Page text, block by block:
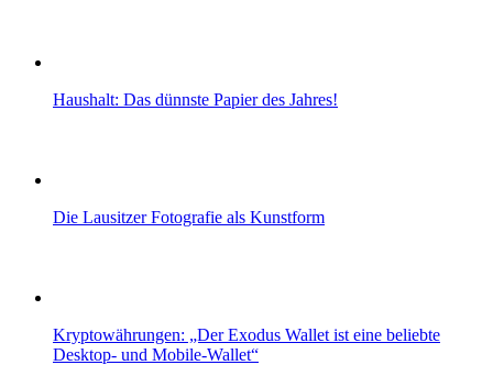
Haushalt: Das dünnste Papier des Jahres!
Die Lausitzer Fotografie als Kunstform
Kryptowährungen: „Der Exodus Wallet ist eine beliebte
Desktop- und Mobile-Wallet“